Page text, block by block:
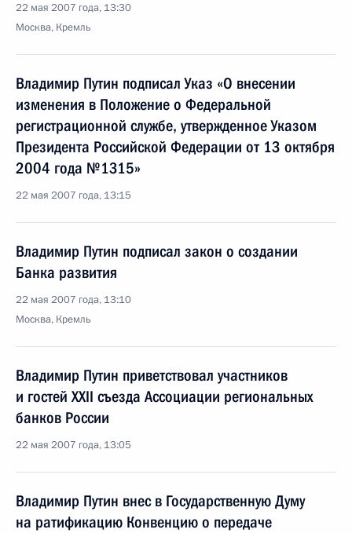
22 мая 2007 года, 13:30
Москва, Кремль
Владимир Путин подписал Указ «О внесении
изменения в Положение о Федеральной
регистрационной службе, утвержденное Указом
Президента Российской Федерации от 13 октября
2004 года №1315»
22 мая 2007 года, 13:15
Владимир Путин подписал закон о создании
Банка развития
22 мая 2007 года, 13:10
Москва, Кремль
Владимир Путин приветствовал участников
и гостей XXII съезда Ассоциации региональных
банков России
22 мая 2007 года, 13:05
Владимир Путин внес в Государственную Думу
на ратификацию Конвенцию о передаче